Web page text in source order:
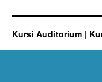
Kursi Auditorium |